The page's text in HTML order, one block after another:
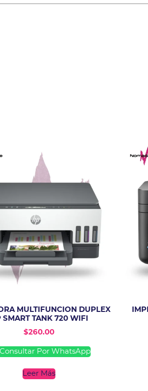
MULTIFUNCION DUPLEX
SMART TANK 720 WIFI
$260.00
Consultar Por WhatsApp
Leer Más